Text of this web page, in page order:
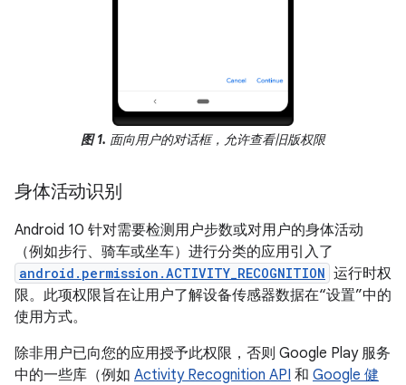
图 1. 面向用户的对话框，允许查看旧版权限
身体活动识别
Android 10 针对需要检测用户步数或对用户的身体活动
（例如步行、骑车或坐车）进行分类的应用引入了
android.permission.ACTIVITY_RECOGNITION 运行时权
限。此项权限旨在让用户了解设备传感器数据在“设置”中的
使用方式。
除非用户已向您的应用授予此权限，否则 Google Play 服务
中的一些库（例如 Activity Recognition API 和 Google 健